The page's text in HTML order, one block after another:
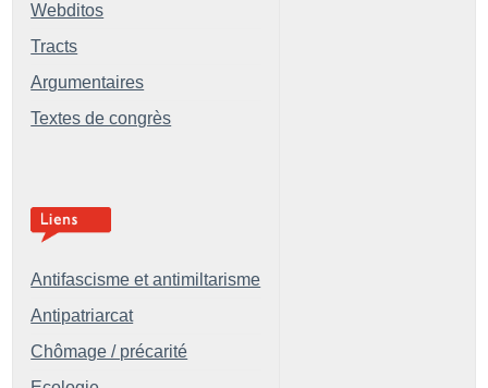
Webditos
Tracts
Argumentaires
Textes de congrès
Antifascisme et antimiltarisme
Antipatriarcat
Chômage / précarité